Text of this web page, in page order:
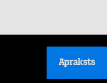
Apraksts